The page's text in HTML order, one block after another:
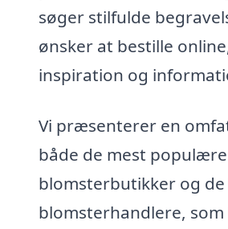
søger stilfulde
ønsker at bestille
inspiration og
Vi præsenterer en
både de mest
blomsterbutikker og de
blomsterhandlere,